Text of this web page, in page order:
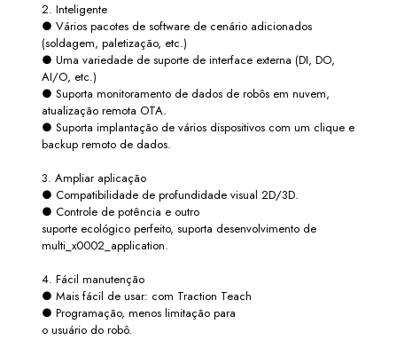
2. Inteligente
● Vários pacotes de software de cenário adicionados
(soldagem, paletização, etc.)
● Uma variedade de suporte de interface externa (DI, DO,
AI/O, etc.)
● Suporta monitoramento de dados de robôs em nuvem,
atualização remota OTA.
● Suporta implantação de vários dispositivos com um clique e
backup remoto de dados.
3. Ampliar aplicação
● Compatibilidade de profundidade visual 2D/3D.
● Controle de potência e outro
suporte ecológico perfeito, suporta desenvolvimento de
multi_x0002_application.
4. Fácil manutenção
● Mais fácil de usar: com Traction Teach
● Programação, menos limitação para
o usuário do robô.